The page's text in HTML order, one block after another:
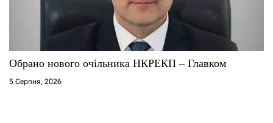
Обрано нового очільника НКРЕКП – Главком
5 Серпня, 2026